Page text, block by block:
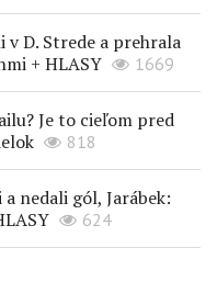
D. Strede a prehrala
+ HLASY
1669
Je to cieľom pred
818
nedali gól, Jarábek:
624